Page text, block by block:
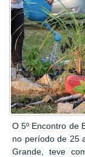
O 5º Encontro de
no período de 25
Grande, teve